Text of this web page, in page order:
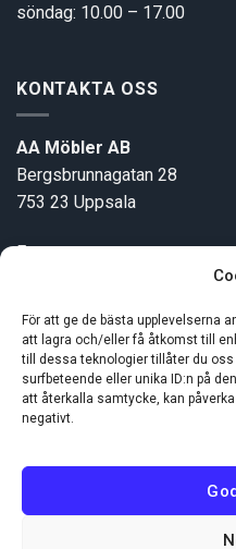
För att ge de bästa upplevelserna
att lagra och/eller få åtkomst till
till dessa teknologier tillåter du
surfbeteende eller unika ID:n på
att återkalla samtycke, kan
negativt.
söndag: 10.00 – 17.00
KONTAKTA OSS
AA Möbler AB
Bergsbrunnagatan 28
753 23 Uppsala
E-post:
INFORMATION
Om oss